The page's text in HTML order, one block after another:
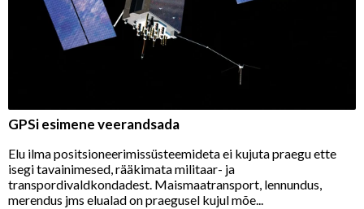
GPSi esimene veerandsada
Elu ilma positsioneerimissüsteemideta ei kujuta praegu ette
isegi tavainimesed, rääkimata militaar- ja
transpordivaldkondadest. Maismaatransport, lennundus,
merendus jms elualad on praegusel kujul mõe...